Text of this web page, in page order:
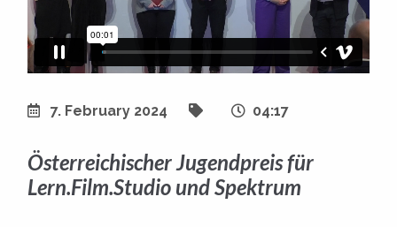
7. February 2024 04:17
Österreichischer Jugendpreis für
Lern.Film.Studio und Spektrum